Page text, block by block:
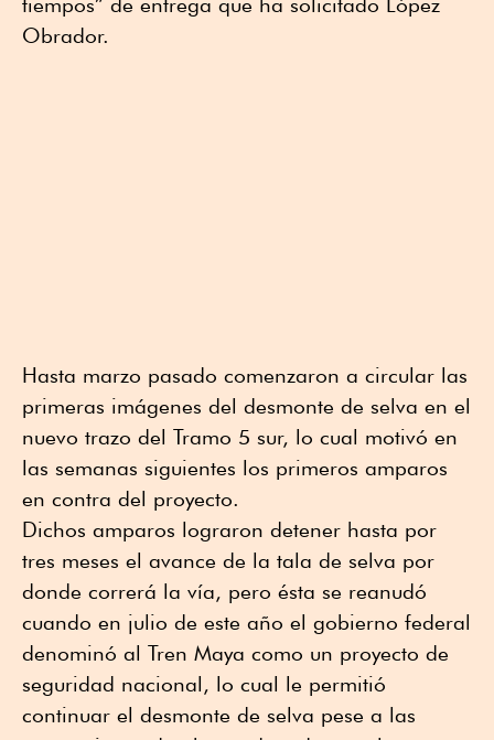
Obrador.
Hasta marzo pasado comenzaron a circular las
primeras imágenes del desmonte de selva en el
nuevo trazo del Tramo 5 sur, lo cual motivó en
las semanas siguientes los primeros amparos
en contra del proyecto.
Dichos amparos lograron detener hasta por
tres meses el avance de la tala de selva por
donde correrá la vía, pero ésta se reanudó
cuando en julio de este año el gobierno federal
denominó al Tren Maya como un proyecto de
seguridad nacional, lo cual le permitió
continuar el desmonte de selva pese a las